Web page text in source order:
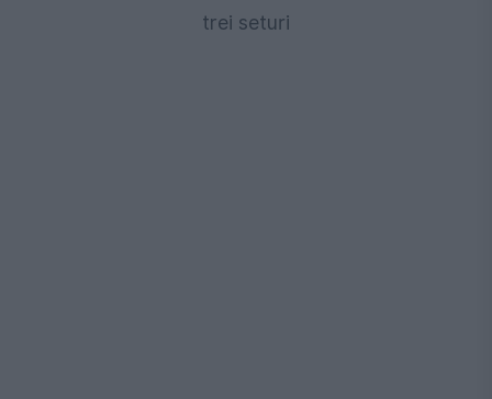
trei seturi